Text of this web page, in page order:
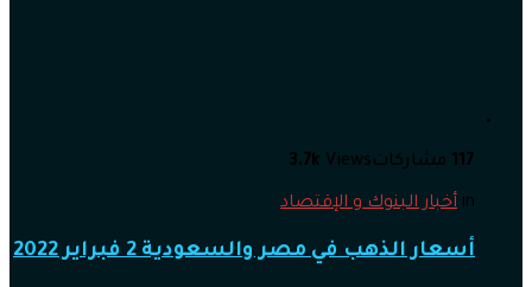
117 مشاركات 3.7k Views
in أخبار البنوك و الإقتصاد
أسعار الذهب في مصر والسعودية 2 فبراير 2022